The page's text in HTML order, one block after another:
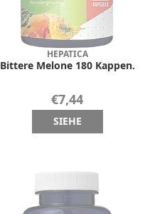
HEPATICA
Bittere Melone 180 Kappen.
€7,44
SIEHE